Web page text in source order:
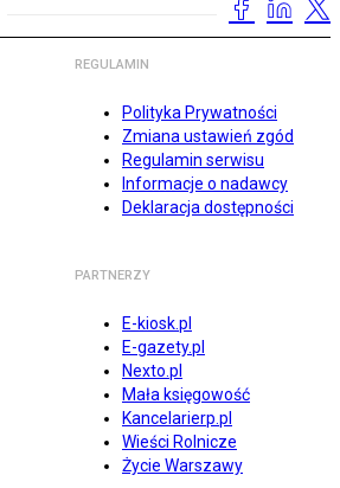
REGULAMIN
Polityka Prywatności
Zmiana ustawień zgód
Regulamin serwisu
Informacje o nadawcy
Deklaracja dostępności
PARTNERZY
E-kiosk.pl
E-gazety.pl
Nexto.pl
Mała księgowość
Kancelarierp.pl
Wieści Rolnicze
Życie Warszawy